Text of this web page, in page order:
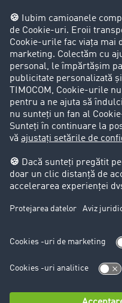
Firma
Success Stories
Clienții aduc clienți
Aspecte legale
Impressum
Protecția datelor
Cookie-Einstellungen
Support